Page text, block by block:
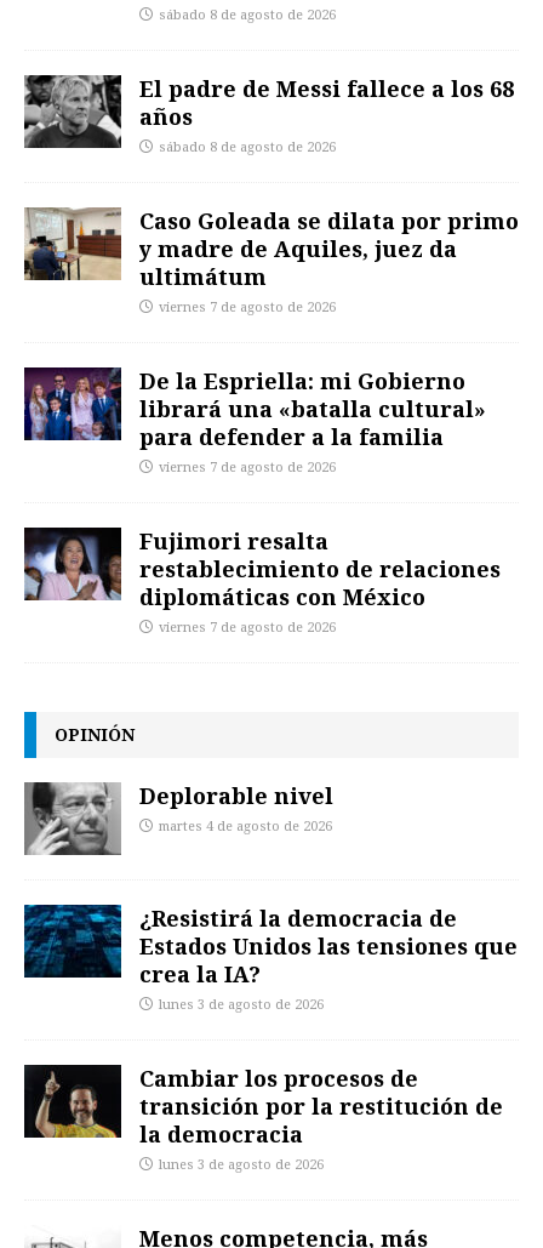
sábado 8 de agosto de 2026
El padre de Messi fallece a los 68
años
sábado 8 de agosto de 2026
Caso Goleada se dilata por primo
y madre de Aquiles, juez da
ultimátum
viernes 7 de agosto de 2026
De la Espriella: mi Gobierno
librará una «batalla cultural»
para defender a la familia
viernes 7 de agosto de 2026
Fujimori resalta
restablecimiento de relaciones
diplomáticas con México
viernes 7 de agosto de 2026
OPINIÓN
Deplorable nivel
martes 4 de agosto de 2026
¿Resistirá la democracia de
Estados Unidos las tensiones que
crea la IA?
lunes 3 de agosto de 2026
Cambiar los procesos de
transición por la restitución de
la democracia
lunes 3 de agosto de 2026
Menos competencia, más